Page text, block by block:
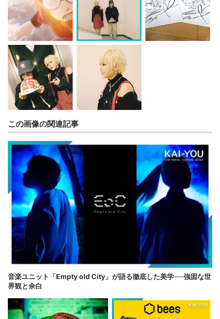
この画像の関連記事
音楽ユニット「Empty old City」が語る徹底した美学──強固な世
界観と余白